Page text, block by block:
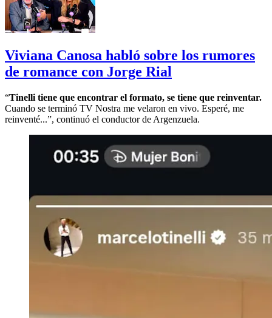
Viviana Canosa habló sobre los rumores
de romance con Jorge Rial
“Tinelli tiene que encontrar el formato, se tiene que reinventar.
Cuando se terminó TV Nostra me velaron en vivo. Esperé, me
reinventé...”, continuó el conductor de Argenzuela.